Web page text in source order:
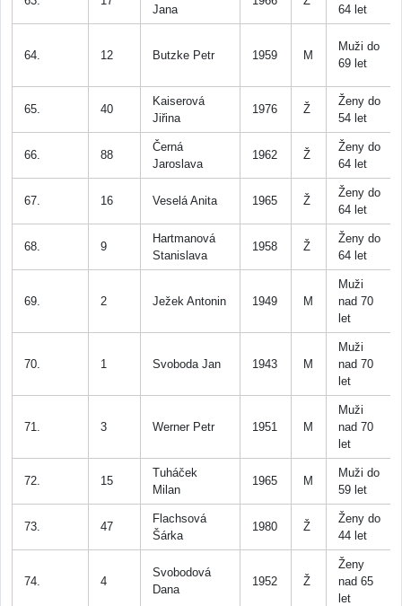
Jana 64 let
64. 12 Butzke Petr 1959 M
Muži do
69 let
65. 40
Kaiserová
Jiřina
1976 Ž
Ženy do
54 let
66. 88
Černá
Jaroslava
1962 Ž
Ženy do
64 let
67. 16 Veselá Anita 1965 Ž
Ženy do
64 let
68. 9
Hartmanová
Stanislava
1958 Ž
Ženy do
64 let
69. 2 Ježek Antonin 1949 M
Muži
nad 70
let
70. 1 Svoboda Jan 1943 M
Muži
nad 70
let
71. 3 Werner Petr 1951 M
Muži
nad 70
let
72. 15
Tuháček
Milan
1965 M
Muži do
59 let
73. 47
Flachsová
Šárka
1980 Ž
Ženy do
44 let
74. 4
Svobodová
Dana
1952 Ž
Ženy
nad 65
let